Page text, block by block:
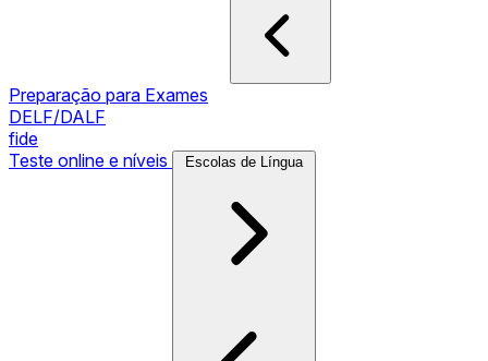
Preparação para Exames
DELF/DALF
fide
Teste online e níveis
Escolas de Língua